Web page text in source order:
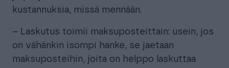
kustannuksia, missä mennään.
– Laskutus toimii maksuposteittain: usein, jos
on vähänkin isompi hanke, se jaetaan
maksuposteihin, joita on helppo laskuttaa